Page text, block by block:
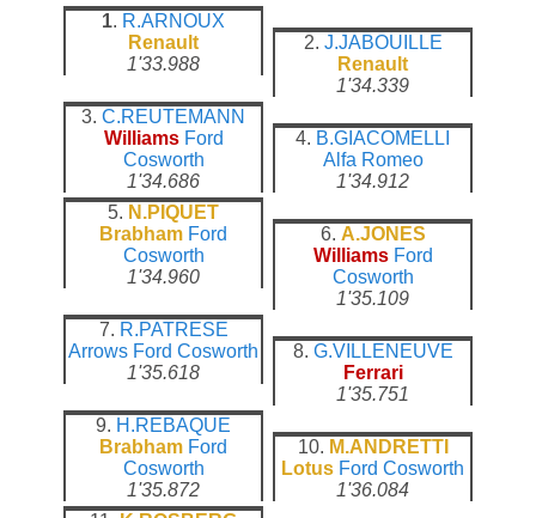
1. R.ARNOUX
Renault
1'33.988
2. J.JABOUILLE
Renault
1'34.339
3. C.REUTEMANN
Williams Ford
Cosworth
1'34.686
4. B.GIACOMELLI
Alfa Romeo
1'34.912
5. N.PIQUET
Brabham Ford
Cosworth
1'34.960
6. A.JONES
Williams Ford
Cosworth
1'35.109
7. R.PATRESE
Arrows Ford Cosworth
1'35.618
8. G.VILLENEUVE
Ferrari
1'35.751
9. H.REBAQUE
Brabham Ford
Cosworth
1'35.872
10. M.ANDRETTI
Lotus Ford Cosworth
1'36.084